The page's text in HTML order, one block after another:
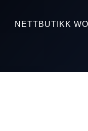
NETTBUTIKK